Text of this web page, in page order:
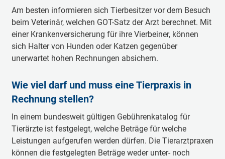
Am besten informieren sich Tierbesitzer vor dem Besuch
beim Veterinär, welchen GOT-Satz der Arzt berechnet. Mit
einer Krankenversicherung für ihre Vierbeiner, können
sich Halter von Hunden oder Katzen gegenüber
unerwartet hohen Rechnungen absichern.
Wie viel darf und muss eine Tierpraxis in
Rechnung stellen?
In einem bundesweit gültigen Gebührenkatalog für
Tierärzte ist festgelegt, welche Beträge für welche
Leistungen aufgerufen werden dürfen. Die Tierarztpraxen
können die festgelegten Beträge weder unter- noch